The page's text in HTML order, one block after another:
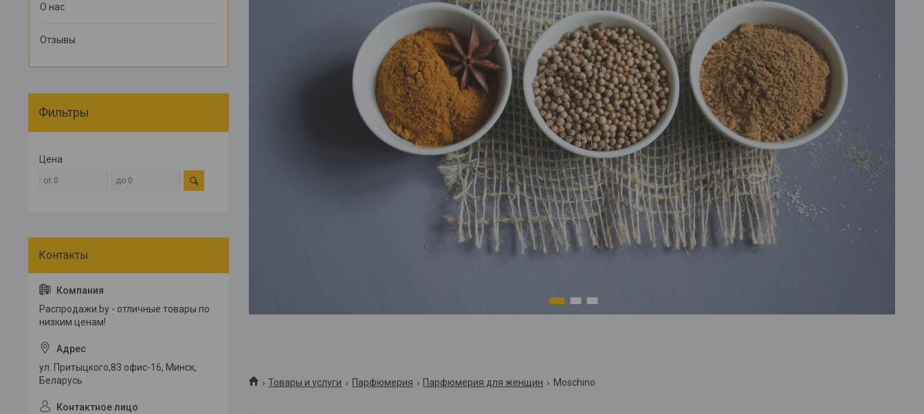
Товары и услуги Парфюмерия Парфюмерия для женщин Moschino
О нас
Отзывы
Фильтры
Цена
Распродажи.by - отличные товары по
низким ценам!
ул. Притыцкого,83 офис-16, Минск,
Беларусь